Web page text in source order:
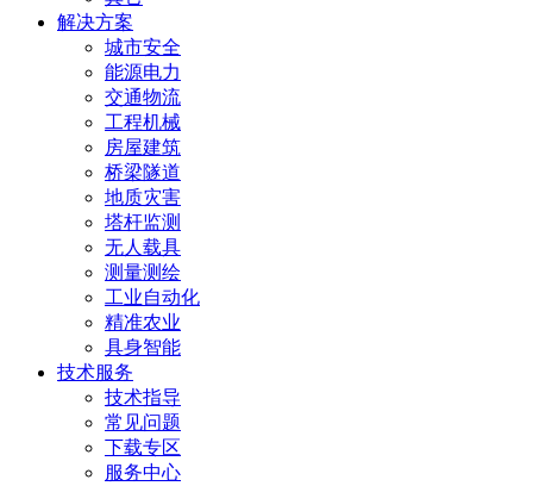
解决方案
城市安全
能源电力
交通物流
工程机械
房屋建筑
桥梁隧道
地质灾害
塔杆监测
无人载具
测量测绘
工业自动化
精准农业
具身智能
技术服务
技术指导
常见问题
下载专区
服务中心